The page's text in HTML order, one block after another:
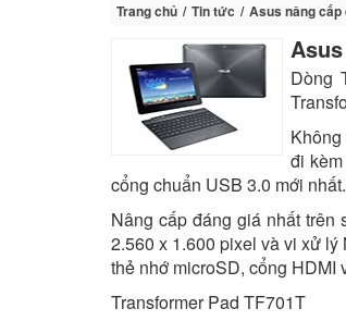
Trang chủ Tin tức Asus nâng
Dòng
đi
cổng chuẩn USB 3.0 mới nhất.
Nâng cấp đáng giá nhất trên
2.560 x 1.600 pixel và vi xử lý
thẻ nhớ microSD, cổng HDMI
Transformer Pad TF701T